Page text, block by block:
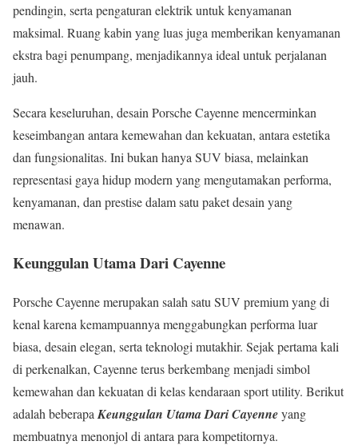
pendingin, serta pengaturan elektrik untuk kenyamanan
maksimal. Ruang kabin yang luas juga memberikan kenyamanan
ekstra bagi penumpang, menjadikannya ideal untuk perjalanan
jauh.
Secara keseluruhan, desain Porsche Cayenne mencerminkan
keseimbangan antara kemewahan dan kekuatan, antara estetika
dan fungsionalitas. Ini bukan hanya SUV biasa, melainkan
representasi gaya hidup modern yang mengutamakan performa,
kenyamanan, dan prestise dalam satu paket desain yang
menawan.
Keunggulan Utama Dari Cayenne
Porsche Cayenne merupakan salah satu SUV premium yang di
kenal karena kemampuannya menggabungkan performa luar
biasa, desain elegan, serta teknologi mutakhir. Sejak pertama kali
di perkenalkan, Cayenne terus berkembang menjadi simbol
kemewahan dan kekuatan di kelas kendaraan sport utility. Berikut
adalah beberapa Keunggulan Utama Dari Cayenneyang
membuatnya menonjol di antara para kompetitornya.